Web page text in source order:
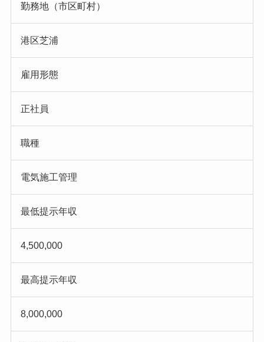
勤務地（市区町村）
港区芝浦
雇用形態
正社員
職種
電気施工管理
最低提示年収
4,500,000
最高提示年収
8,000,000